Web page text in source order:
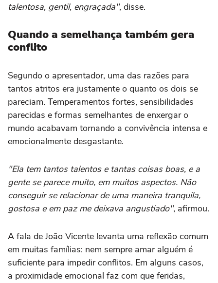
talentosa, gentil, engraçada", disse.
Quando a semelhança também gera
conflito
Segundo o apresentador, uma das razões para
tantos atritos era justamente o quanto os dois se
pareciam. Temperamentos fortes, sensibilidades
parecidas e formas semelhantes de enxergar o
mundo acabavam tornando a convivência intensa e
emocionalmente desgastante.
"Ela tem tantos talentos e tantas coisas boas, e a
gente se parece muito, em muitos aspectos. Não
conseguir se relacionar de uma maneira tranquila,
gostosa e em paz me deixava angustiado", afirmou.
A fala de João Vicente levanta uma reflexão comum
em muitas famílias: nem sempre amar alguém é
suficiente para impedir conflitos. Em alguns casos,
a proximidade emocional faz com que feridas,